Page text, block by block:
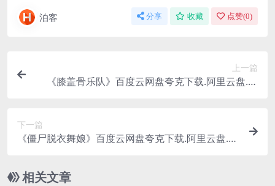
泊客 分享 收藏 点赞(0)
上一篇
《膝盖骨乐队》百度云网盘夸克下载.阿里云盘.中
下一篇
《僵尸脱衣舞娘》百度云网盘夸克下载.阿里云盘.中
相关文章